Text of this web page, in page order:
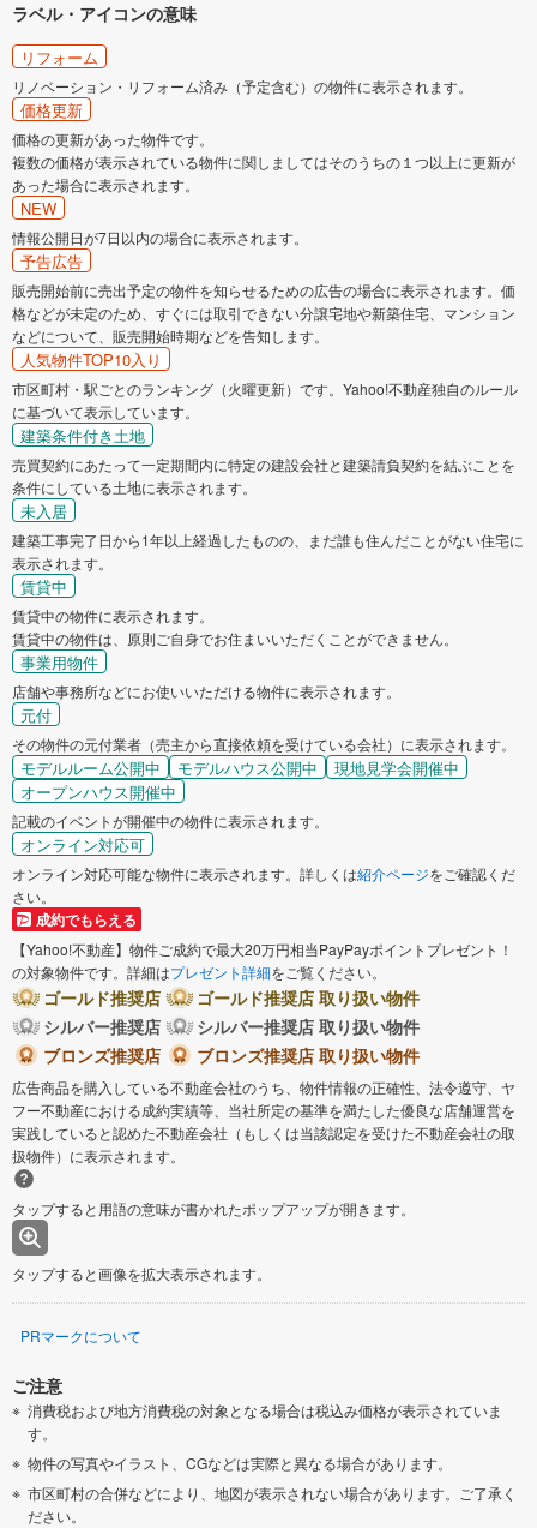
ラベル・アイコンの意味
リフォーム
リノベーション・リフォーム済み（予定含む）の物件に表示されます。
価格更新
価格の更新があった物件です。
複数の価格が表示されている物件に関しましてはそのうちの１つ以上に更新が
あった場合に表示されます。
NEW
情報公開日が7日以内の場合に表示されます。
予告広告
販売開始前に売出予定の物件を知らせるための広告の場合に表示されます。価
格などが未定のため、すぐには取引できない分譲宅地や新築住宅、マンション
などについて、販売開始時期などを告知します。
人気物件TOP10入り
市区町村・駅ごとのランキング（火曜更新）です。Yahoo!不動産独自のルール
に基づいて表示しています。
建築条件付き土地
売買契約にあたって一定期間内に特定の建設会社と建築請負契約を結ぶことを
条件にしている土地に表示されます。
未入居
建築工事完了日から1年以上経過したものの、まだ誰も住んだことがない住宅に
表示されます。
賃貸中
賃貸中の物件に表示されます。
賃貸中の物件は、原則ご自身でお住まいいただくことができません。
事業用物件
店舗や事務所などにお使いいただける物件に表示されます。
元付
その物件の元付業者（売主から直接依頼を受けている会社）に表示されます。
モデルルーム公開中 モデルハウス公開中
現地見学会開催中
オープンハウス開催中
記載のイベントが開催中の物件に表示されます。
オンライン対応可
オンライン対応可能な物件に表示されます。詳しくは紹介ページをご確認くだ
さい。
成約でもらえる
【Yahoo!不動産】物件ご成約で最大20万円相当PayPayポイントプレゼント！
の対象物件です。詳細はプレゼント詳細をご覧ください。
ゴールド推奨店
ゴールド推奨店 取り扱い物件
シルバー推奨店
シルバー推奨店 取り扱い物件
ブロンズ推奨店
ブロンズ推奨店 取り扱い物件
広告商品を購入している不動産会社のうち、物件情報の正確性、法令遵守、ヤ
フー不動産における成約実績等、当社所定の基準を満たした優良な店舗運営を
実践していると認めた不動産会社（もしくは当該認定を受けた不動産会社の取
扱物件）に表示されます。
タップすると用語の意味が書かれたポップアップが開きます。
タップすると画像を拡大表示されます。
PRマークについて
ご注意
消費税および地方消費税の対象となる場合は税込み価格が表示されていま
す。
物件の写真やイラスト、CGなどは実際と異なる場合があります。
市区町村の合併などにより、地図が表示されない場合があります。ご了承く
ださい。